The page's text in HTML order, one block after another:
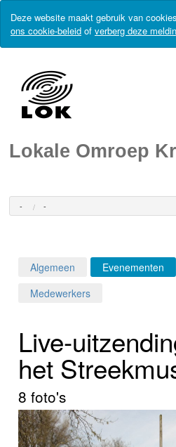
Deze website maakt gebruik van
ons cookie-beleid of verberg deze
Lokale Omroep
- -
Programma's
Foto's
Algemeen Evenementen
Medewerkers
Live-
het
8 foto's